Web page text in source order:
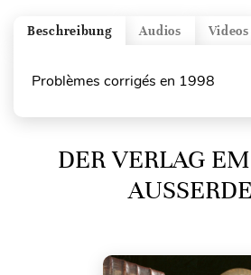
Videos
Audios
Beschreibung
Problèmes corrigés en 1998
DER VERLAG
AUSSERDEM